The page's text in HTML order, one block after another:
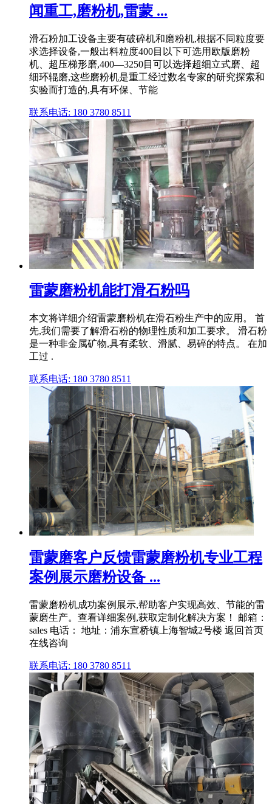
闻重工,磨粉机,雷蒙 ...
滑石粉加工设备主要有破碎机和磨粉机,根据不同粒度要
求选择设备,一般出料粒度400目以下可选用欧版磨粉
机、超压梯形磨,400—3250目可以选择超细立式磨、超
细环辊磨,这些磨粉机是重工经过数名专家的研究探索和
实验而打造的,具有环保、节能
联系电话: 180 3780 8511
雷蒙磨粉机能打滑石粉吗
本文将详细介绍雷蒙磨粉机在滑石粉生产中的应用。 首
先,我们需要了解滑石粉的物理性质和加工要求。 滑石粉
是一种非金属矿物,具有柔软、滑腻、易碎的特点。 在加
工过 .
联系电话: 180 3780 8511
雷蒙磨客户反馈雷蒙磨粉机专业工程
案例展示磨粉设备 ...
雷蒙磨粉机成功案例展示,帮助客户实现高效、节能的雷
蒙磨生产。查看详细案例,获取定制化解决方案！ 邮箱：
sales 电话： 地址：浦东宣桥镇上海智城2号楼 返回首页
在线咨询
联系电话: 180 3780 8511